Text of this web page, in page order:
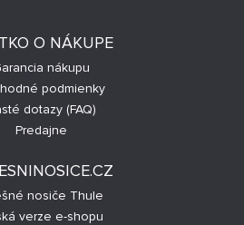
O NÁKUPE
nákupu
podmienky
dotazy (FAQ)
Predajne
nosiče Thule
verze e-shopu